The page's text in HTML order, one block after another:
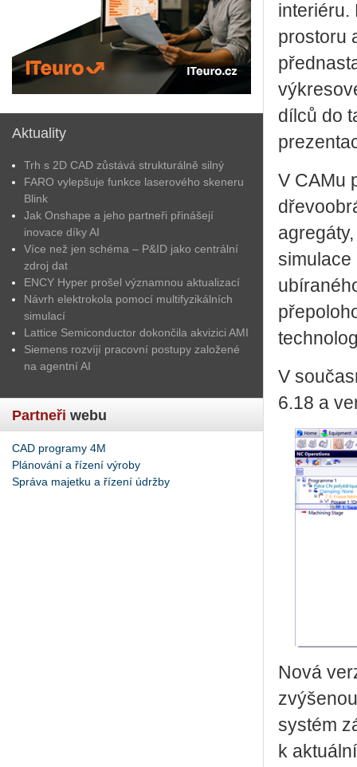
Aktuality
Trh s 2D CAD zůstává strukturálně silný
FARO vylepšuje funkce laserového skeneru
Blink
Jak Onshape a jeho partneři přinášejí
inovace díky AI
Více než jen schéma – P&ID jako centrální
zdroj dat
ENCY Hyper prošel významnou aktualizací
Návrh elektrokola pomocí multifyzikálních
simulací
Lattice Semiconductor dokončila akvizici AMI
Siemens rozvíjí pracovní postupy založené
na agentní AI
Partneři webu
CAD programy 4M
Plánování a řízení výroby
Správa majetku a řízení údržby
interiéru.
prostoru
dílců do
V CAMu
simulace
V
6.18 a
Nová
systém
k